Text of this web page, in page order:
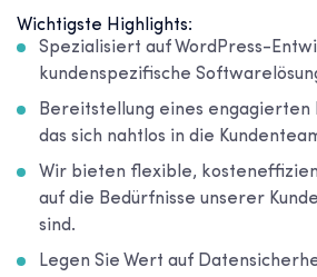
Wichtigste Highlights:
Spezialisiert auf WordPress-
kundenspezifische
Bereitstellung eines engagierten
das sich nahtlos in die
Wir bieten flexible,
auf die Bedürfnisse unserer
sind.
Legen Sie Wert auf